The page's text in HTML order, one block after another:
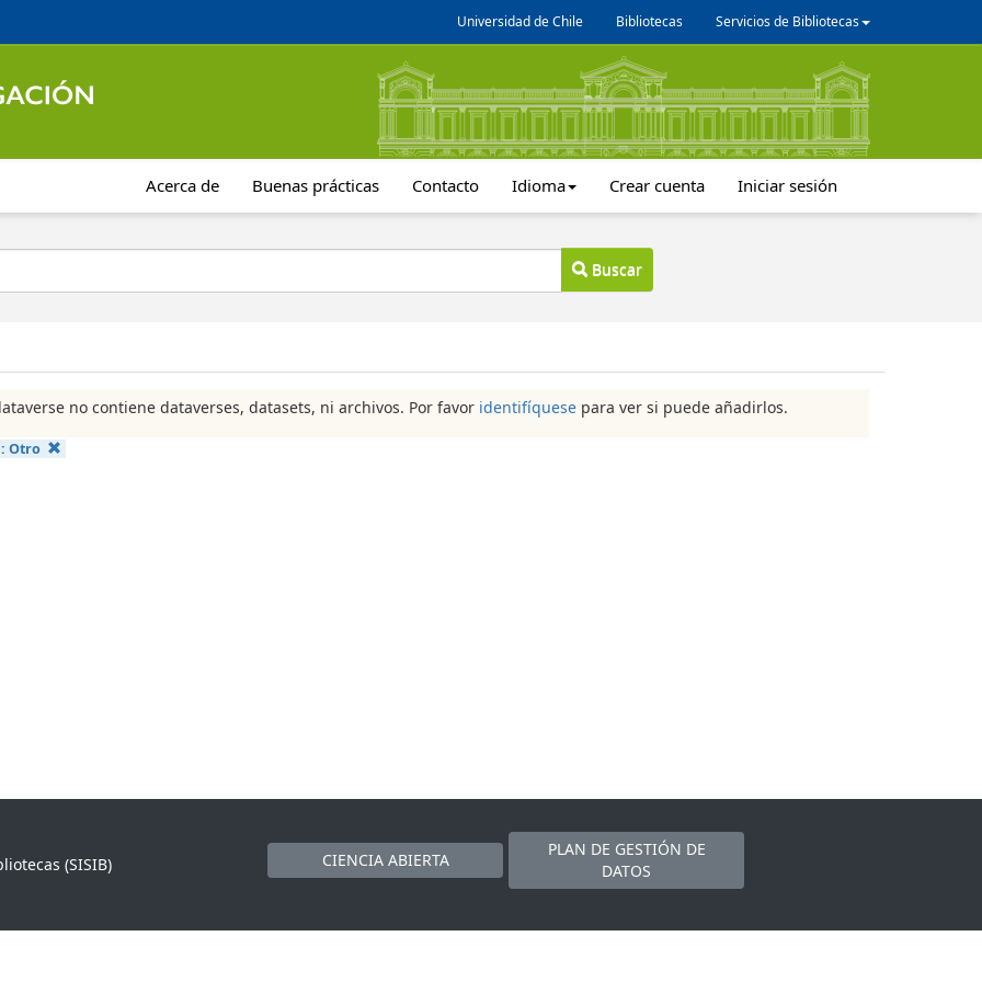
Universidad de Chile Bibliotecas Servicios de Bibliotecas
Acerca de Buenas prácticas Contacto Idioma Crear cuenta Iniciar sesión
Buscar
no contiene dataverses, datasets, ni archivos. Por favor identifíquese para ver si puede añadirlos.
Otro
(SISIB)
CIENCIA ABIERTA
PLAN DE GESTIÓN DE
DATOS